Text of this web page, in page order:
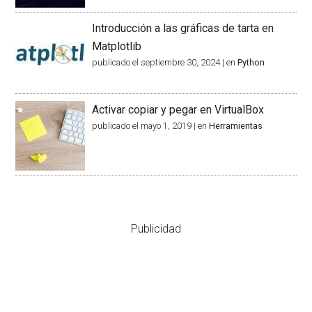
Introducción a las gráficas de tarta en
Matplotlib
publicado el septiembre 30, 2024|enPython
Activar copiar y pegar en VirtualBox
publicado el mayo 1, 2019 |enHerramientas
Publicidad